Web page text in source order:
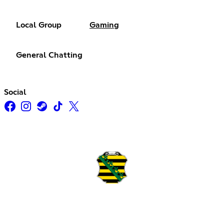
Local Group Gaming
General Chatting
Social